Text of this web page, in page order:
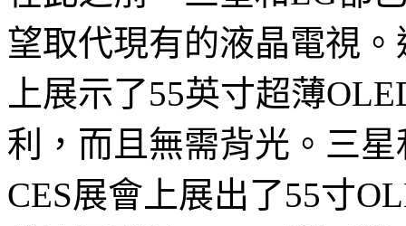
望取代現有的液晶電視
上展示了55英寸超薄
利，而且無需背光。三
CES展會上展出了55寸